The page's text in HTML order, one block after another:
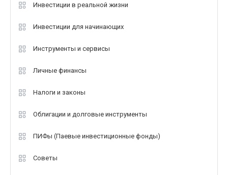
Инвестиции в реальной жизни
Инвестиции для начинающих
Инструменты и сервисы
Личные финансы
Налоги и законы
Облигации и долговые инструменты
ПИФы (Паевые инвестиционные фонды)
Советы